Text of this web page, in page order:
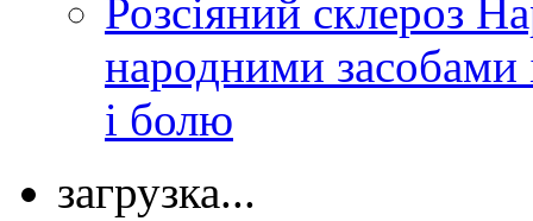
Розсіяний склероз
народними засобами
і болю
загрузка...